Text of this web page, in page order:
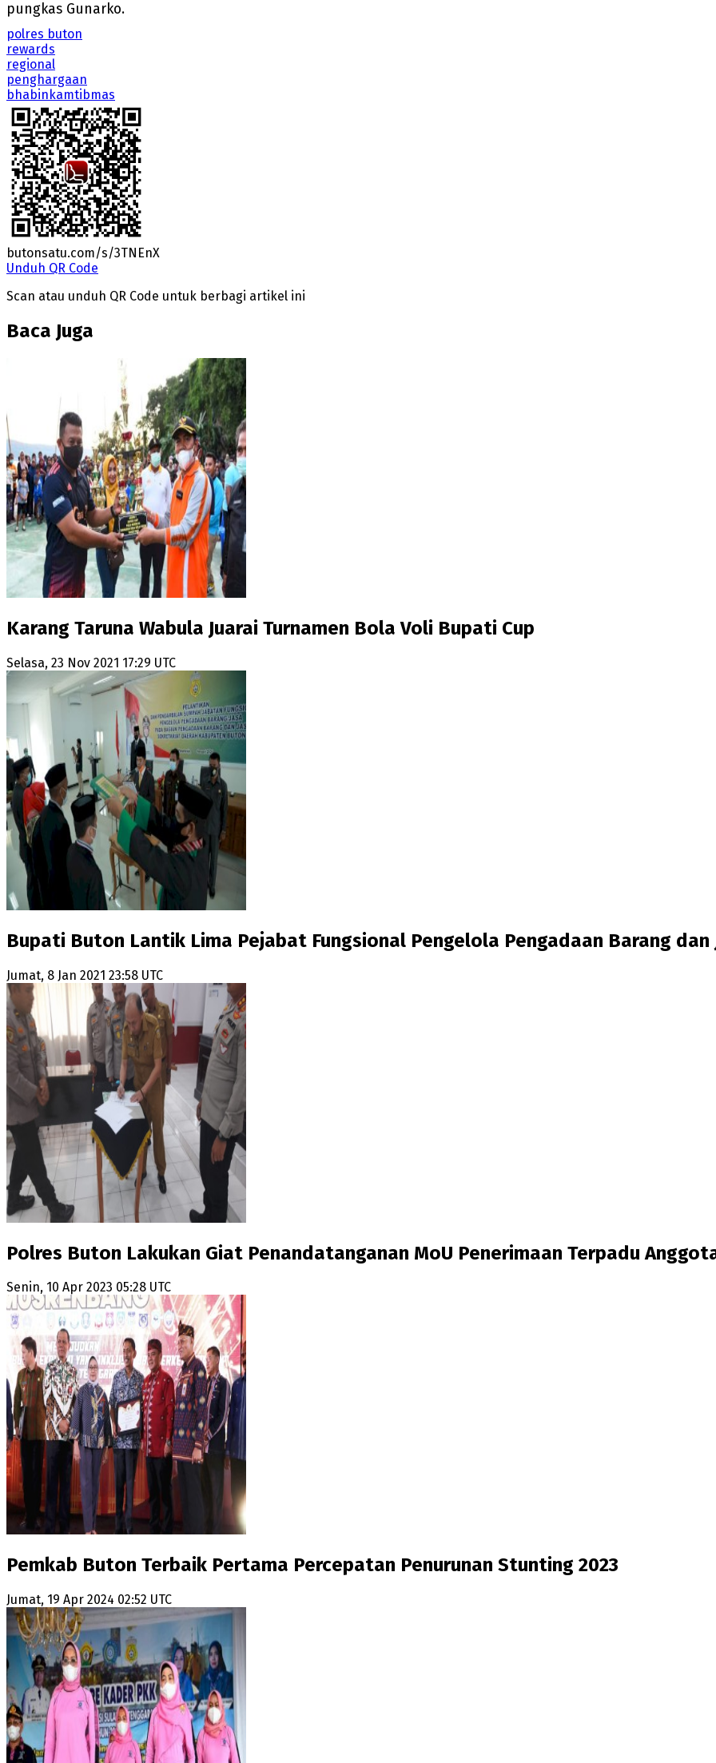
pungkas Gunarko.
polres buton
rewards
regional
penghargaan
bhabinkamtibmas
butonsatu.com/s/3TNEnX
Unduh QR Code
Scan atau unduh QR Code untuk berbagi artikel ini
Baca Juga
Karang Taruna Wabula Juarai Turnamen Bola Voli Bupati Cup
Selasa, 23 Nov 2021 17:29 UTC
Bupati Buton Lantik Lima Pejabat Fungsional Pengelola Pengadaan Barang dan
Jumat, 8 Jan 2021 23:58 UTC
Polres Buton Lakukan Giat Penandatanganan MoU Penerimaan Terpadu
Senin, 10 Apr 2023 05:28 UTC
Pemkab Buton Terbaik Pertama Percepatan Penurunan Stunting 2023
Jumat, 19 Apr 2024 02:52 UTC